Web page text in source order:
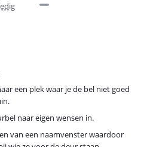
een plek waar je de bel niet goed
naar eigen wensen in.
van een naamvenster waardoor